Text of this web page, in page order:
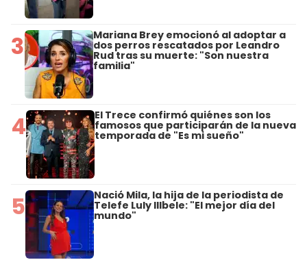
3 Mariana Brey emocionó al adoptar a
dos perros rescatados por Leandro
Rud tras su muerte: "Son nuestra
familia"
4 El Trece confirmó quiénes son los
famosos que participarán de la nueva
temporada de "Es mi sueño"
5 Nació Mila, la hija de la periodista de
Telefe Luly Illbele: "El mejor día del
mundo"